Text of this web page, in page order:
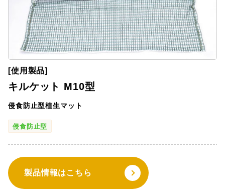
[使用製品]
キルケット M10型
侵食防止型植生マット
侵食防止型
製品情報はこちら